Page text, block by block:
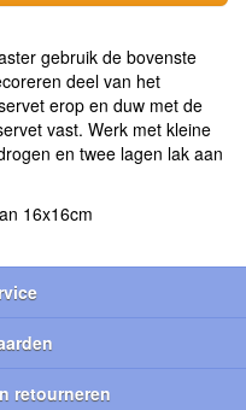
gebruik de bovenste
deel van het
erop en duw met de
vast. Werk met kleine
en twee lagen lak aan
16x16cm
retourneren